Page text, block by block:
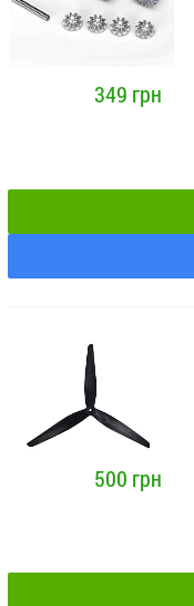
349 грн
500 грн